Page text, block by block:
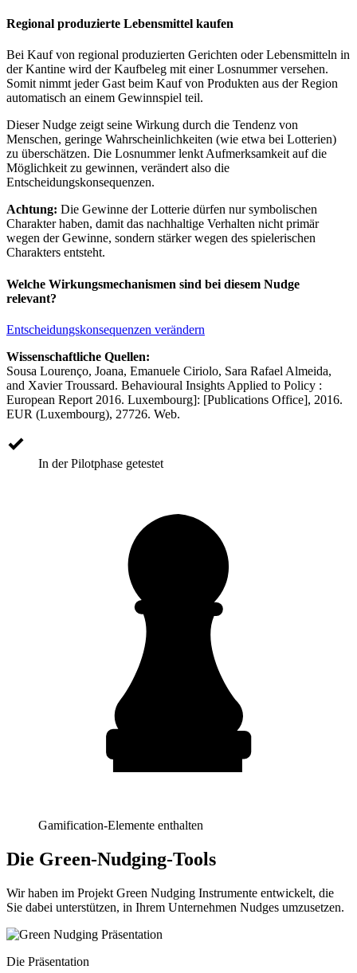
Regional produzierte Lebensmittel kaufen
Bei Kauf von regional produzierten Gerichten oder Lebensmitteln in
der Kantine wird der Kaufbeleg mit einer Losnummer versehen.
Somit nimmt jeder Gast beim Kauf von Produkten aus der Region
automatisch an einem Gewinnspiel teil.
Dieser Nudge zeigt seine Wirkung durch die Tendenz von
Menschen, geringe Wahrscheinlichkeiten (wie etwa bei Lotterien)
zu überschätzen. Die Losnummer lenkt Aufmerksamkeit auf die
Möglichkeit zu gewinnen, verändert also die
Entscheidungskonsequenzen.
Achtung: Die Gewinne der Lotterie dürfen nur symbolischen
Charakter haben, damit das nachhaltige Verhalten nicht primär
wegen der Gewinne, sondern stärker wegen des spielerischen
Charakters entsteht.
Welche Wirkungsmechanismen sind bei diesem Nudge
relevant?
Entscheidungskonsequenzen verändern
Wissenschaftliche Quellen:
Sousa Lourenço, Joana, Emanuele Ciriolo, Sara Rafael Almeida,
and Xavier Troussard. Behavioural Insights Applied to Policy :
European Report 2016. Luxembourg]: [Publications Office], 2016.
EUR (Luxembourg), 27726. Web.
In der Pilotphase getestet
Gamification-Elemente enthalten
Die Green-Nudging-Tools
Wir haben im Projekt Green Nudging Instrumente entwickelt, die
Sie dabei unterstützen, in Ihrem Unternehmen Nudges umzusetzen.
Die Präsentation